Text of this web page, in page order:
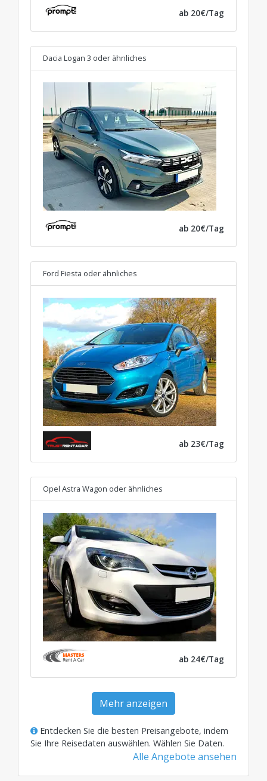
ab 20€/Tag
Dacia Logan 3 oder ähnliches
ab 20€/Tag
Ford Fiesta oder ähnliches
ab 23€/Tag
Opel Astra Wagon oder ähnliches
ab 24€/Tag
Mehr anzeigen
Entdecken Sie die besten Preisangebote, indem
Sie Ihre Reisedaten auswählen. Wählen Sie Daten.
Alle Angebote ansehen